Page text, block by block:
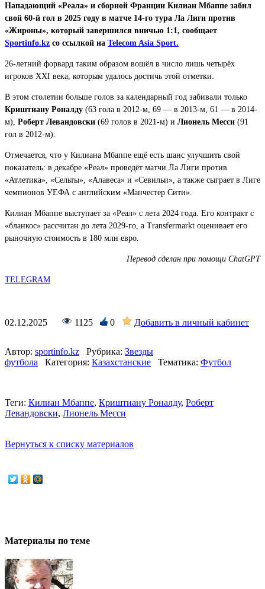
Нападающий «Реала» и сборной Франции Килиан Мбаппе забил
свой 60-й гол в 2025 году в матче 14-го тура Ла Лиги против
«Жироны», который завершился вничью 1:1, сообщает
Sportinfo.kz со ссылкой на Telecom Asia Sport.
26-летний форвард таким образом вошёл в число лишь четырёх
игроков XXI века, которым удалось достичь этой отметки.
В этом столетии больше голов за календарный год забивали только
Криштиану Роналду (63 гола в 2012-м, 69 — в 2013-м, 61 — в 2014-
м), Роберт Левандовски (69 голов в 2021-м) и Лионель Месси (91
гол в 2012-м).
Отмечается, что у Килиана Мбаппе ещё есть шанс улучшить свой
показатель: в декабре «Реал» проведёт матчи Ла Лиги против
«Атлетика», «Сельты», «Алавеса» и «Севильи», а также сыграет в Лиге
чемпионов УЕФА с английским «Манчестер Сити».
Килиан Мбаппе выступает за «Реал» с лета 2024 года. Его контракт с
«бланкос» рассчитан до лета 2029-го, а Transfermarkt оценивает его
рыночную стоимость в 180 млн евро.
Перевод сделан при помощи ChatGPT
TELEGRAM
02.12.2025 1125 0 Добавить в личный кабинет
Автор: sportinfo.kz Рубрика: Звезды
футбола
Категория: Казахстанские Тематика: Футбол
Теги: Килиан Мбаппе, Криштиану Роналду, Роберт
Левандовски, Лионель Месси
Вернуться к списку материалов
Материалы по теме